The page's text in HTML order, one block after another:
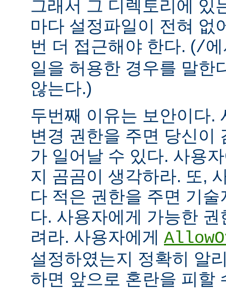
그래서 그 디렉토리에 있
마다 설정파일이 전혀 없
번 더 접근해야 한다. (/
일을 허용한 경우를 말한
않는다.)
두번째 이유는 보안이다.
변경 권한을 주면 당신이
가 일어날 수 있다. 사용
지 곰곰이 생각하라. 또,
다 적은 권한을 주면 기
다. 사용자에게 가능한
려라. 사용자에게
설정하였는지 정확히 알
하면 앞으로 혼란을 피할